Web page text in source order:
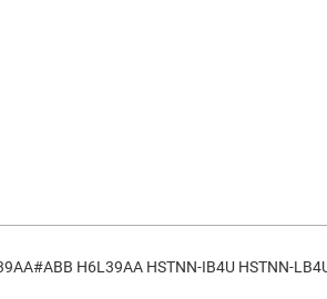
H6L39AA HSTNN-IB4U HSTNN-